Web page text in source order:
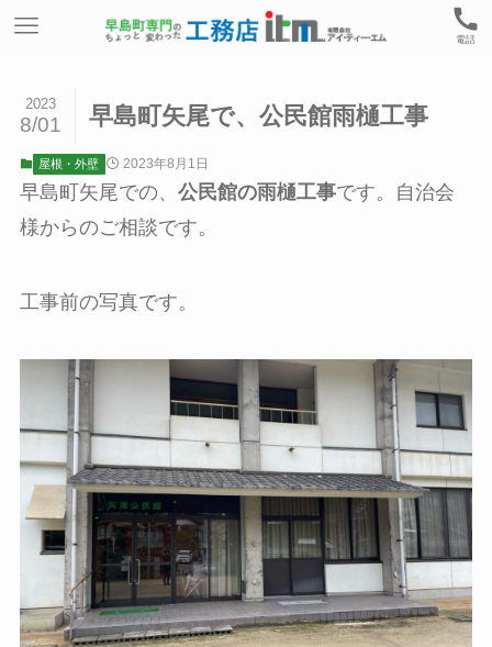
電話
早島町矢尾で、公民館雨樋工事
2023
8/01
屋根・外壁 2023年8月1日
早島町矢尾での、 公民館の雨樋工事です。自治会
様からのご相談です。
工事前の写真です。